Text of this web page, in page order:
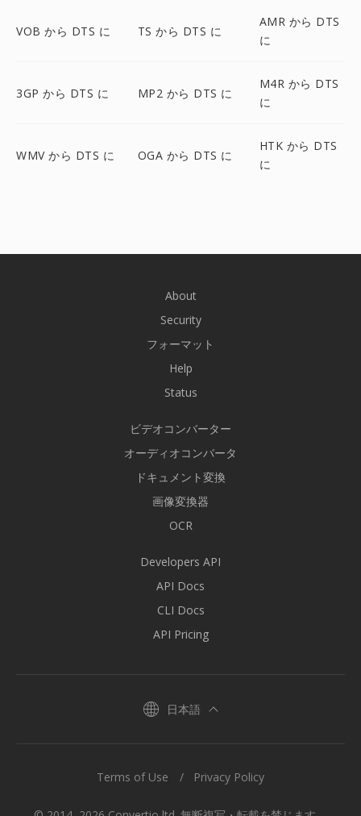
VOB から DTS に TS から DTS に
AMR から DTS
に
3GP から DTS に MP2 から DTS に
M4R から DTS
に
WMV から DTS に OGA から DTS に
HTK から DTS
に
About
Security
フォーマット
Help
Status
ビデオコンバーター
オーディオコンバータ
ドキュメント変換
画像変換器
OCR
Developers API
API Docs
CLI Docs
API Pricing
日本語
Terms of Use Privacy Policy